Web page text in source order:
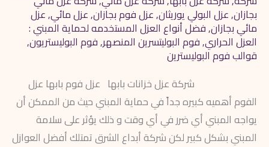
بجازان,عزل البولي يوريثان,عزل فوم بجازان,عزل مائي,عزل
مائي بجازان,فضل أنواع العزل المستخدمه لحماية المبني :
العزل الحراري,فوم البوليتسرين المنصهر,فوم البوليستريون,
قوالب فوم البوليسترين
شركة عزل خزانات بابها عزل فوم بابها عزل
الفوم أهميه كبيره جداً في حماية المبني حيث من الممكن أن
يواجه المبني أي ضرر في أي وقت و ذلك يؤثر على سلامة
المبني بشكل كبير لكن شركة أبداع الشرق تمتلك أفضل العوازل